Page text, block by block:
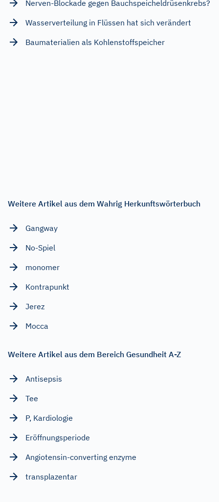
Nerven-Blockade gegen Bauchspeicheldrüsenkrebs?
Wasserverteilung in Flüssen hat sich verändert
Baumaterialien als Kohlenstoffspeicher
Weitere Artikel aus dem Wahrig Herkunftswörterbuch
Gangway
No-Spiel
monomer
Kontrapunkt
Jerez
Mocca
Weitere Artikel aus dem Bereich Gesundheit A-Z
Antisepsis
Tee
P, Kardiologie
Eröffnungsperiode
Angiotensin-converting enzyme
transplazentar